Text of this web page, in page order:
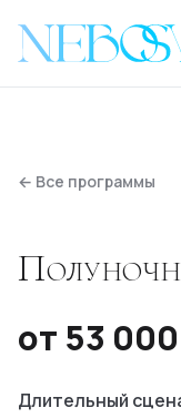
← Все программы
от 53
Длительный